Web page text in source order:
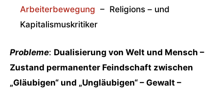
Arbeiterbewegung – Religions – und
Kapitalismuskritiker
Probleme: Dualisierung von Welt und Mensch –
Zustand permanenter Feindschaft zwischen
„Gläubigen“ und „Ungläubigen“ – Gewalt –